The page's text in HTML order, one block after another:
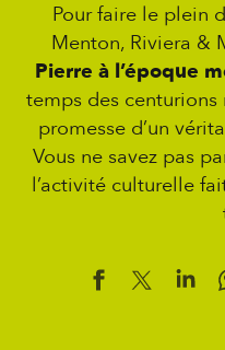
Pour faire le plein
Menton, Riviera &
Pierre à l’époque
temps des
promesse d’un
Vous ne savez pas
l’activité culturelle